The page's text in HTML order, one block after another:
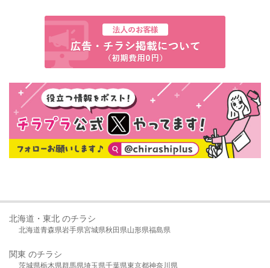
北海道・東北 のチラシ
北海道青森県岩手県宮城県秋田県山形県福島県
関東 のチラシ
茨城県栃木県群馬県埼玉県千葉県東京都神奈川県